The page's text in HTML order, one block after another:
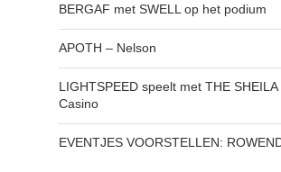
BERGAF met SWELL op het podium
APOTH – Nelson
LIGHTSPEED speelt met THE
Casino
EVENTJES VOORSTELLEN: